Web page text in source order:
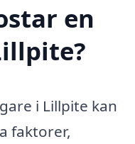
en
i Lillpite kan
faktorer,